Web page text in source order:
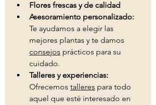
Flores frescas y de calidad
Asesoramiento personalizado:
Te ayudamos a elegir las
mejores plantas y te damos
consejos prácticos para su
cuidado.
Talleres y experiencias:
Ofrecemos talleres para todo
aquel que esté interesado en